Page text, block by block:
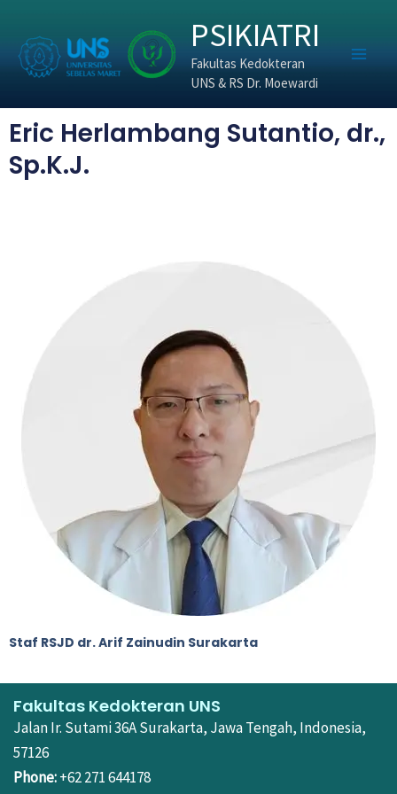
content
PSIKIATRI
Fakultas Kedokteran
UNS & RS Dr. Moewardi
Eric Herlambang Sutantio, dr.,
Sp.K.J.
Staf RSJD dr. Arif Zainudin Surakarta
Fakultas Kedokteran UNS
Jalan Ir. Sutami 36A Surakarta, Jawa Tengah, Indonesia,
57126
Phone:+62 271 644178